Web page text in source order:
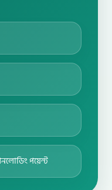
পয়েন্ট